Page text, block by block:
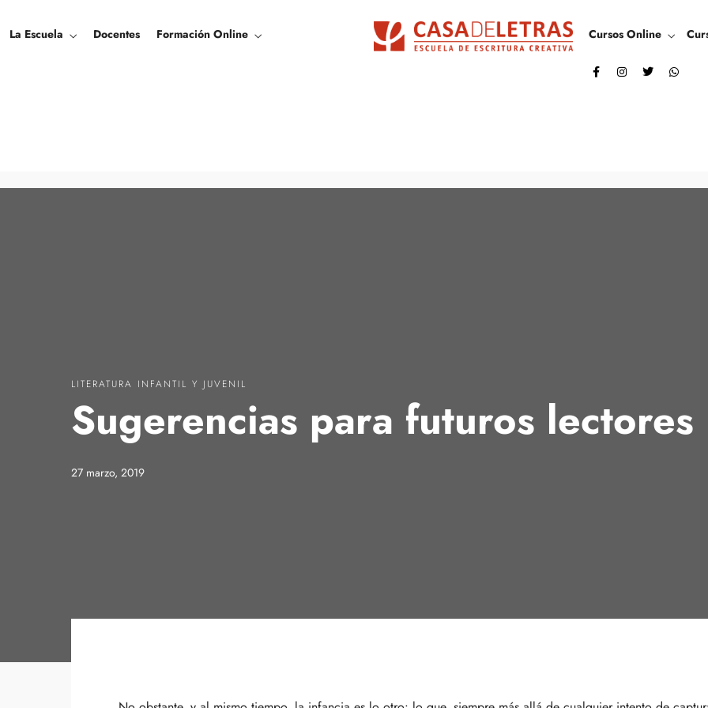
La Escuela Docentes Formación Online Cursos Online
LITERATURA INFANTIL Y JUVENIL
Sugerencias para futuros lectores
27 marzo, 2019